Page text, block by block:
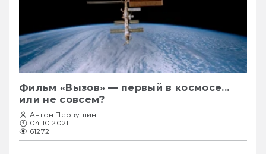
Фильм «Вызов» — первый в космосе...
или не совсем?
Антон Первушин
04.10.2021
61272